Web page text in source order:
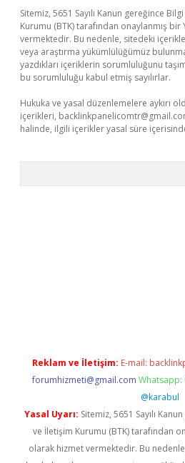
Sitemiz, 5651 Sayılı Kanun gereğince
Kurumu (BTK) tarafından onaylanmış bir
vermektedir. Bu nedenle, sitedeki
veya araştırma yükümlülüğümüz
yazdıkları içeriklerin sorumluluğunu
bu sorumluluğu kabul etmiş sayılırlar.
Hukuka ve yasal düzenlemelere aykırı
içerikleri,
halinde, ilgili içerikler yasal süre
Reklam ve İletişim: E-mail:
forumhizmeti@gmail.com Whatsapp:
@karabul
Yasal Uyarı: Sitemiz, 5651 Sayılı
ve İletişim Kurumu (BTK) tarafından
olarak hizmet vermektedir. Bu